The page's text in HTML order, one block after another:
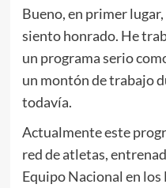
Bueno, en primer
siento honrado. He
un programa serio
un montón de trabajo
todavía.
Actualmente este
red de atletas,
Equipo Nacional en los